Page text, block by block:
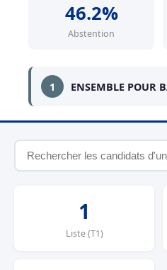
46.2%
Abstention
1 ENSEMBLE POUR
1
Liste (T1)